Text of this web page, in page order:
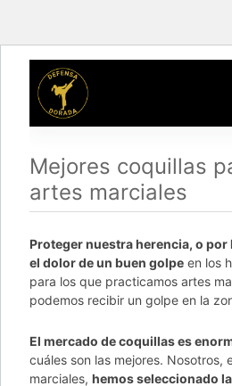
Mejores coquillas
artes marciales
Proteger nuestra herencia, o
el dolor de un buen golpe en los
para los que practicamos artes
podemos recibir un golpe en la
El mercado de coquillas es
cuáles son las mejores. Nosotros,
marciales, hemos seleccionado